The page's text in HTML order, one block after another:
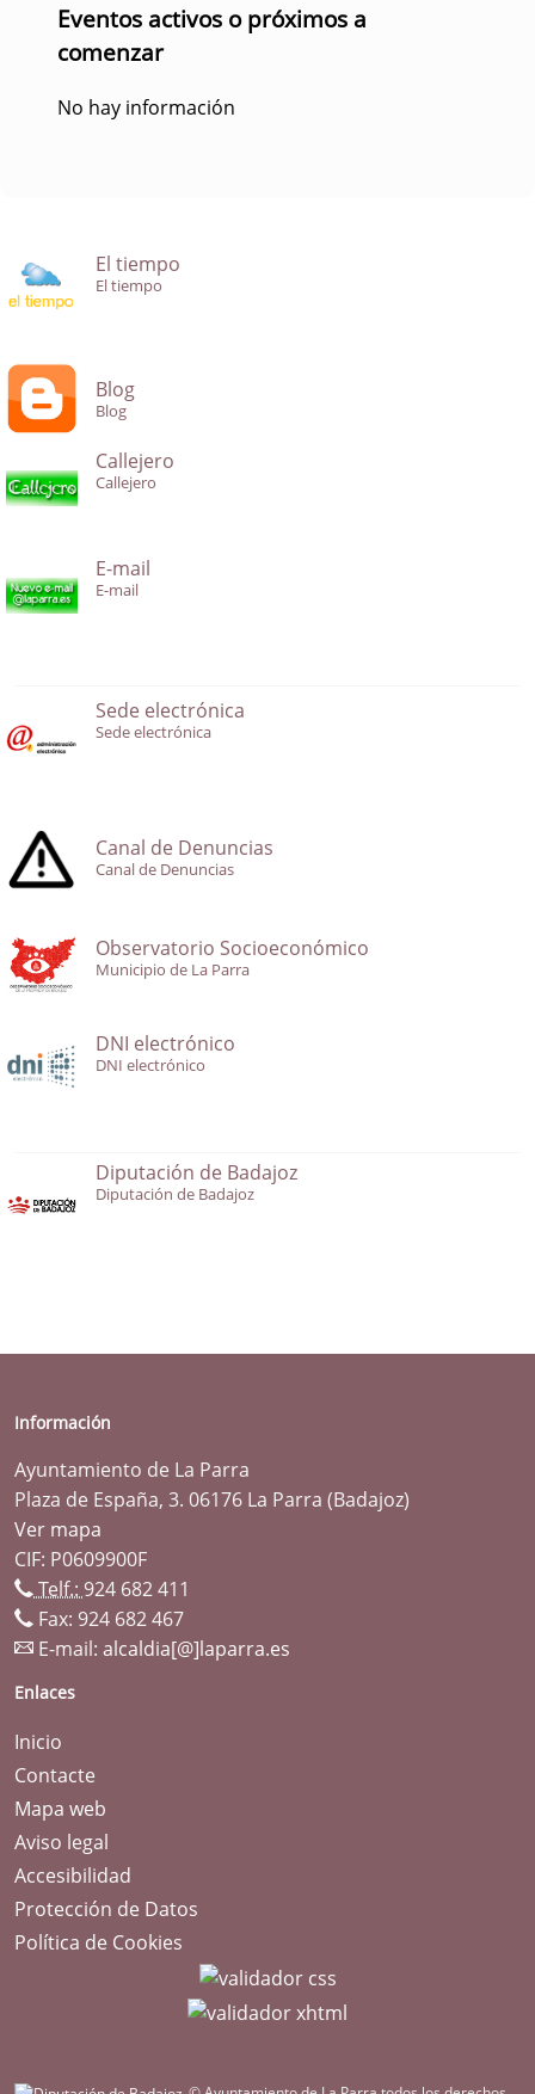
Eventos activos o próximos a
comenzar
No hay información
El tiempo
El tiempo
Blog
Blog
Callejero
Callejero
E-mail
E-mail
Sede electrónica
Sede electrónica
Canal de Denuncias
Canal de Denuncias
Observatorio Socioeconómico
Municipio de La Parra
DNI electrónico
DNI electrónico
Diputación de Badajoz
Diputación de Badajoz
Información
Ayuntamiento de La Parra
Plaza de España, 3. 06176 La Parra (Badajoz)
Ver mapa
CIF: P0609900F
Telf.: 924 682 411
Fax: 924 682 467
E-mail: alcaldia[@]laparra.es
Enlaces
Inicio
Contacte
Mapa web
Aviso legal
Accesibilidad
Protección de Datos
Política de Cookies